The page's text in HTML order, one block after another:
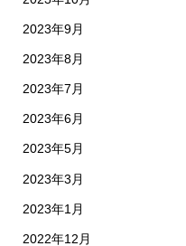
2023年9月
2023年8月
2023年7月
2023年6月
2023年5月
2023年3月
2023年1月
2022年12月